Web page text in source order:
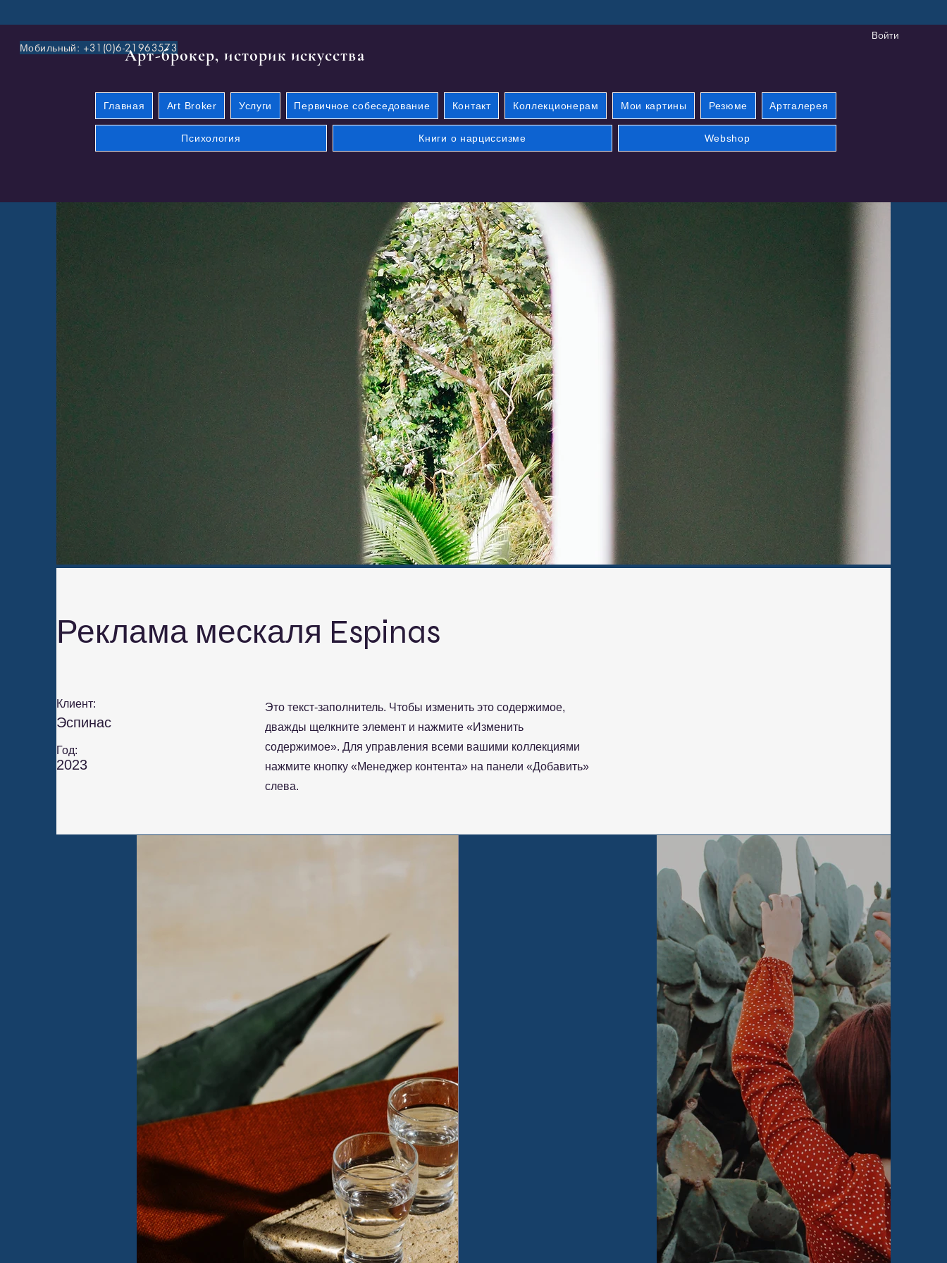
Мобильный: +31(0)6-21963573
Войти
​Aрт-брокер, историк искусства
Главная Art Broker Услуги Первичное собеседование Контакт Коллекционерам Мои картины Резюме Aртгалерея
Психология Книги о нарциссизме Webshop
Реклама мескаля Espinas
Клиент:
Эспинас
Год:
2023
Это текст-заполнитель. Чтобы изменить это содержимое,
дважды щелкните элемент и нажмите «Изменить
содержимое». Для управления всеми вашими коллекциями
нажмите кнопку «Менеджер контента» на панели «Добавить»
слева.